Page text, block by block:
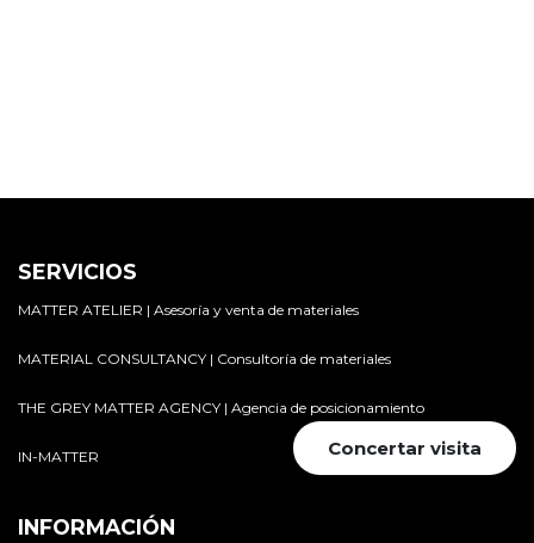
SERVICIOS
MATTER ATELIER | Asesoría y venta de materiales
MATERIAL CONSULTANCY | Consultoría de materiales
THE GREY MATTER AGENCY | Agencia de posicionamiento
IN-MATTER
INFORMACIÓN
Concertar visita